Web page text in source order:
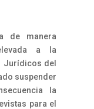
de manera
a la
Jurídicos del
suspender
la
para el